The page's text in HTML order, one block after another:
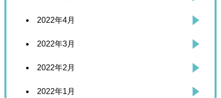
2022年4月
2022年3月
2022年2月
2022年1月